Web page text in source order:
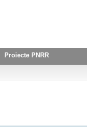
Proiecte PNRR